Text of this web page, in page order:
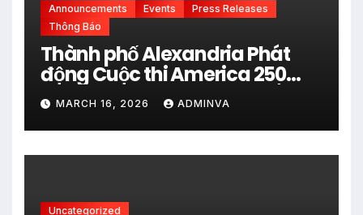
Announcements Events
Press Releases
Thông Báo
Thành phố Alexandria Phát
động Cuộc thi America 250
City Art Poster Project” Nhằm
kỷ niệm 250 năm thành lập Hợp
chủng quốc Hoa Kỳ vào năm
2026
MARCH 16, 2026 ADMINVA
Uncategorized